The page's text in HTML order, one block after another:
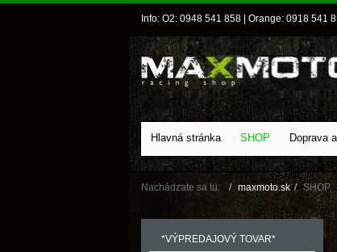
Info: O2: 0948 541 858 | Orange: 0918 541
Hlavná stránka SHOP Doprava
Nachádzate sa tu: maxmoto.sk SHOP
*VÝPREDAJOVÝ TOVAR*